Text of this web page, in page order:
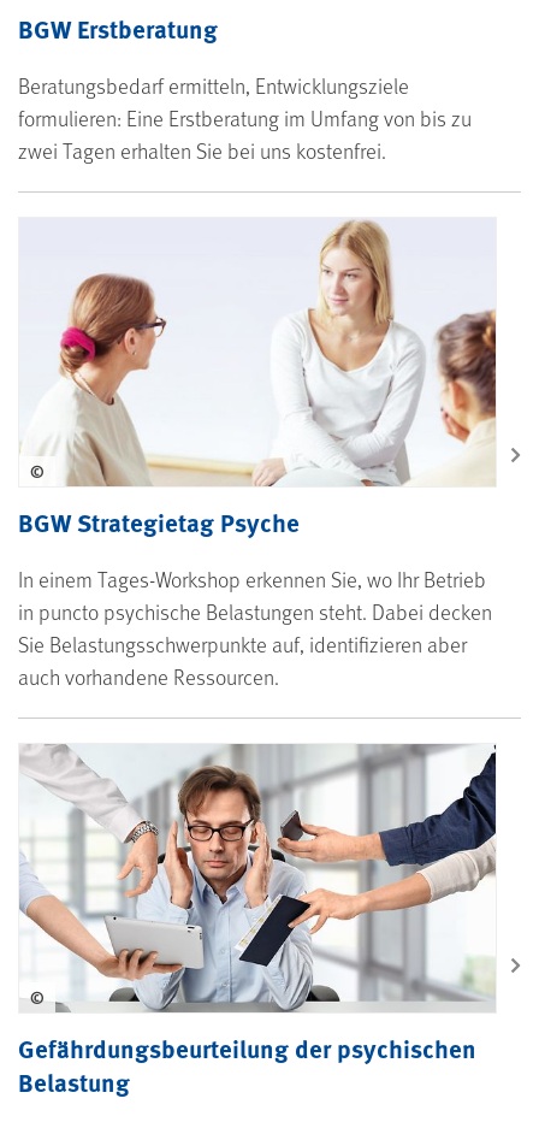
BGW Erstberatung
Beratungsbedarf ermitteln, Entwicklungsziele
formulieren: Eine Erstberatung im Umfang von bis zu
zwei Tagen erhalten Sie bei uns kostenfrei.
BGW Strategietag Psyche
In einem Tages-Workshop erkennen Sie, wo Ihr Betrieb
in puncto psychische Belastungen steht. Dabei decken
Sie Belastungsschwerpunkte auf, identifizieren aber
auch vorhandene Ressourcen.
©
Gefährdungsbeurteilung der psychischen
Belastung
©